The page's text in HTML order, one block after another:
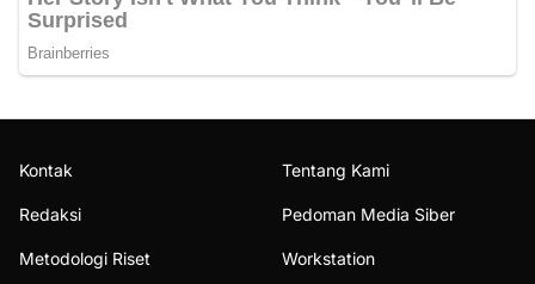
Kontak Tentang Kami
Redaksi Pedoman Media Siber
Metodologi Riset Workstation